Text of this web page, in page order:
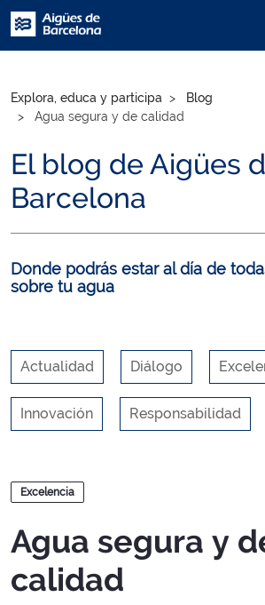
Explora, educa y participa
Blog
Agua segura y de calidad
El blog de Aigües
Barcelona
Donde podrás estar al día de
sobre tu agua
Actualidad Diálogo
Innovación Responsabilidad
Blogs
Excelencia
Agua segura y
calidad